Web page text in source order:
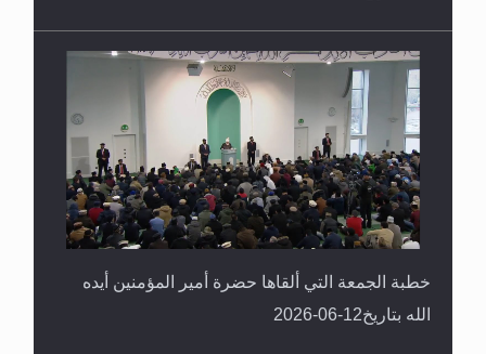
خطبة الجمعة التي ألقاها حضرة أمير المؤمنين أيده
الله بتاريخ12-06-2026